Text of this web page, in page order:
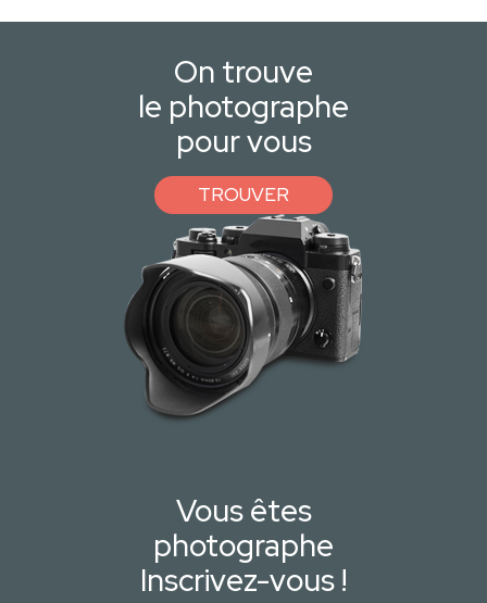
On trouve
le photographe
pour vous
TROUVER
Vous êtes
photographe
Inscrivez-vous !